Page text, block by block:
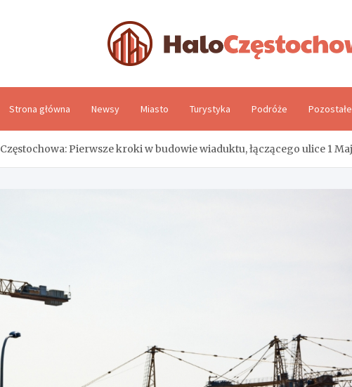
Strona główna Newsy Miasto Turystyka Podróże Pozostałe
Częstochowa: Pierwsze kroki w budowie wiaduktu, łączącego ulice 1